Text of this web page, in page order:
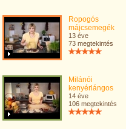
Ropogós
májcsemegék
13 éve
73 megtekintés
Milánói
kenyérlángos
14 éve
106 megtekintés